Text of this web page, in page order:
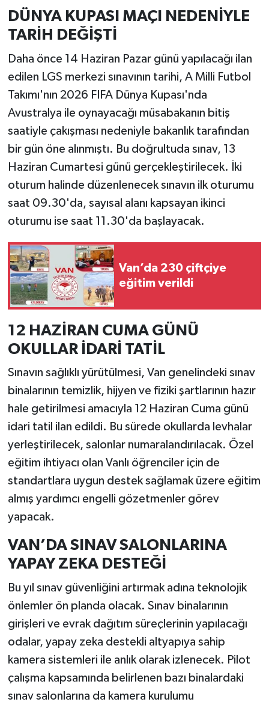
DÜNYA KUPASI MAÇI NEDENİYLE
TARİH DEĞİŞTİ
Daha önce 14 Haziran Pazar günü yapılacağı ilan
edilen LGS merkezi sınavının tarihi, A Milli Futbol
Takımı'nın 2026 FIFA Dünya Kupası'nda
Avustralya ile oynayacağı müsabakanın bitiş
saatiyle çakışması nedeniyle bakanlık tarafından
bir gün öne alınmıştı. Bu doğrultuda sınav, 13
Haziran Cumartesi günü gerçekleştirilecek. İki
oturum halinde düzenlenecek sınavın ilk oturumu
saat 09.30'da, sayısal alanı kapsayan ikinci
oturumu ise saat 11.30'da başlayacak.
Van’da 230 çiftçiye
eğitim verildi
12 HAZİRAN CUMA GÜNÜ
OKULLAR İDARİ TATİL
Sınavın sağlıklı yürütülmesi, Van genelindeki sınav
binalarının temizlik, hijyen ve fiziki şartlarının hazır
hale getirilmesi amacıyla 12 Haziran Cuma günü
idari tatil ilan edildi. Bu sürede okullarda levhalar
yerleştirilecek, salonlar numaralandırılacak. Özel
eğitim ihtiyacı olan Vanlı öğrenciler için de
standartlara uygun destek sağlamak üzere eğitim
almış yardımcı engelli gözetmenler görev
yapacak.
VAN’DA SINAV SALONLARINA
YAPAY ZEKA DESTEĞİ
Bu yıl sınav güvenliğini artırmak adına teknolojik
önlemler ön planda olacak. Sınav binalarının
girişleri ve evrak dağıtım süreçlerinin yapılacağı
odalar, yapay zeka destekli altyapıya sahip
kamera sistemleri ile anlık olarak izlenecek. Pilot
çalışma kapsamında belirlenen bazı binalardaki
sınav salonlarına da kamera kurulumu